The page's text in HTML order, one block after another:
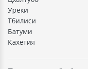
Уреки
Тбилиси
Батуми
Кахетия